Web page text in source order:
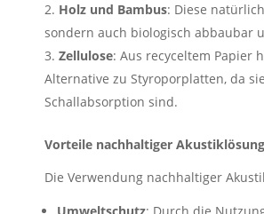
Holz und Bambus: Diese
sondern auch biologisch abbaubar
Zellulose: Aus recyceltem Papier
Alternative zu Styroporplatten, da
Schallabsorption sind.
Vorteile nachhaltiger
Die Verwendung nachhaltiger